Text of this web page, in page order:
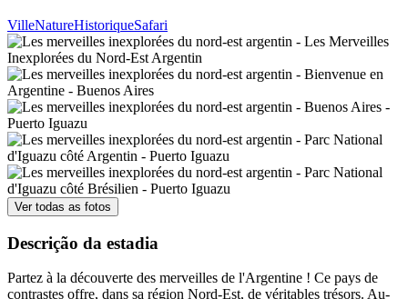
VilleNatureHistoriqueSafari
Ver todas as fotos
Descrição da estadia
Partez à la découverte des merveilles de l'Argentine ! Ce pays de
contrastes offre, dans sa région Nord-Est, de véritables trésors. Au-